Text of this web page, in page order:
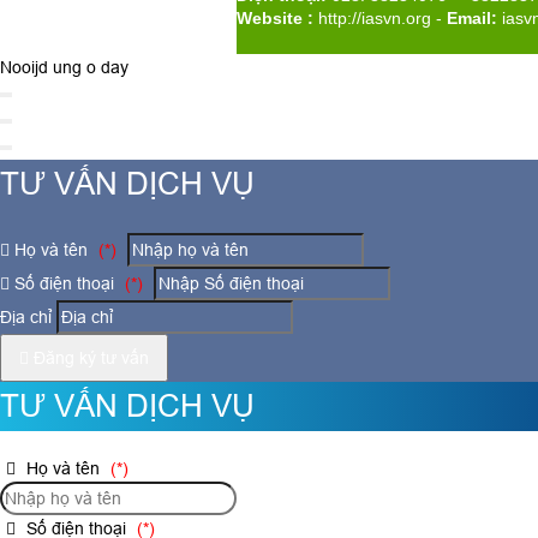
Website : http://iasvn.org - Email:
Nooijd ung o day
TƯ VẤN DỊCH VỤ
Họ và tên
(*)
Số điện thoại
(*)
Địa chỉ
TƯ VẤN DỊCH VỤ
Họ và tên (*)
Số điện thoại (*)